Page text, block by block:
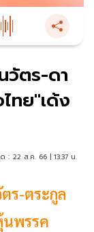
วัตร-ดา
ทย"เด้ง
: 22 ส.ค. 66 | 13:37 น.
ร-ตระกูล
นพรรค